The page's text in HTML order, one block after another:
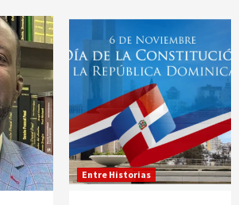
Entre Historias